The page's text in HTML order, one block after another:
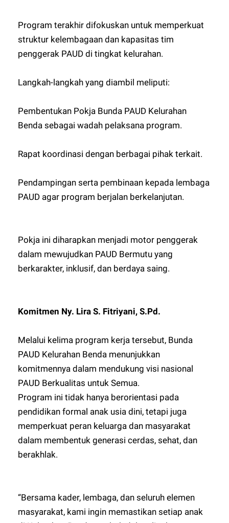
Program terakhir difokuskan untuk memperkuat
struktur kelembagaan dan kapasitas tim
penggerak PAUD di tingkat kelurahan.
Langkah-langkah yang diambil meliputi:
Pembentukan Pokja Bunda PAUD Kelurahan
Benda sebagai wadah pelaksana program.
Rapat koordinasi dengan berbagai pihak terkait.
Pendampingan serta pembinaan kepada lembaga
PAUD agar program berjalan berkelanjutan.
Pokja ini diharapkan menjadi motor penggerak
dalam mewujudkan PAUD Bermutu yang
berkarakter, inklusif, dan berdaya saing.
Komitmen Ny. Lira S. Fitriyani, S.Pd.
Melalui kelima program kerja tersebut, Bunda
PAUD Kelurahan Benda menunjukkan
komitmennya dalam mendukung visi nasional
PAUD Berkualitas untuk Semua.
Program ini tidak hanya berorientasi pada
pendidikan formal anak usia dini, tetapi juga
memperkuat peran keluarga dan masyarakat
dalam membentuk generasi cerdas, sehat, dan
berakhlak.
“Bersama kader, lembaga, dan seluruh elemen
masyarakat, kami ingin memastikan setiap anak